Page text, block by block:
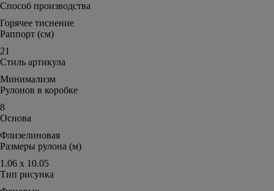
Способ производства
Горячее тиснение
Раппорт (см)
21
Стиль артикула
Минимализм
Рулонов в коробке
8
Основа
Флизелиновая
Размеры рулона (м)
1.06 х 10.05
Тип рисунка